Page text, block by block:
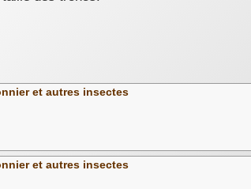
et autres insectes
et autres insectes